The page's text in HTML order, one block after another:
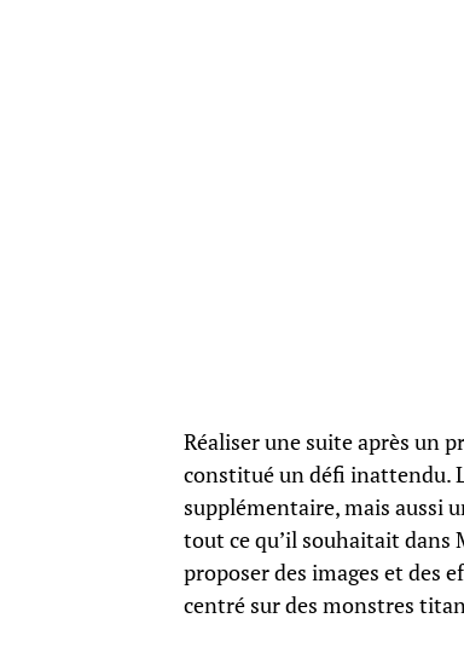
Réaliser une suite après un
constitué un défi inattendu.
supplémentaire, mais aussi
tout ce qu’il souhaitait dans
proposer des images et des
centré sur des monstres